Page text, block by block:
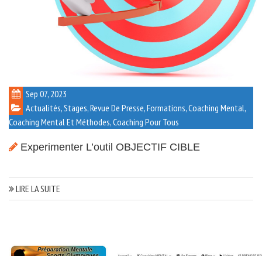
Sep 07, 2023
Actualités, Stages, Revue De Presse, Formations,Coaching Mental,
Coaching Mental Et Méthodes,Coaching Pour Tous
Experimenter L’outil OBJECTIF CIBLE
LIRE LA SUITE